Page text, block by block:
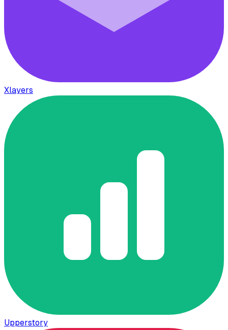
Xlayers
Upperstory